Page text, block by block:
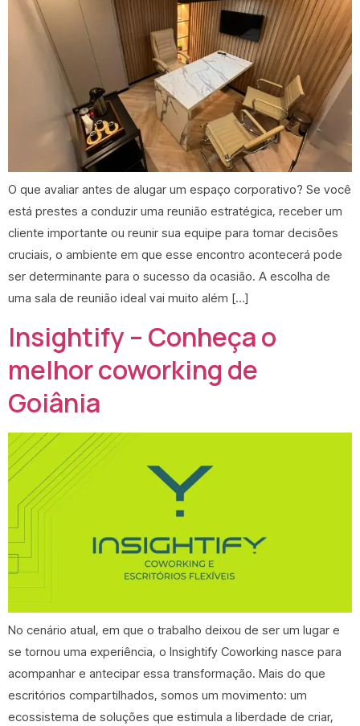
O que avaliar antes de alugar um espaço corporativo? Se você
está prestes a conduzir uma reunião estratégica, receber um
cliente importante ou reunir sua equipe para tomar decisões
cruciais, o ambiente em que esse encontro acontecerá pode
ser determinante para o sucesso da ocasião. A escolha de
uma sala de reunião ideal vai muito além […]
Insightify – Conheça o
melhor coworking de
Goiânia
No cenário atual, em que o trabalho deixou de ser um lugar e
se tornou uma experiência, o Insightify Coworking nasce para
acompanhar e antecipar essa transformação. Mais do que
escritórios compartilhados, somos um movimento: um
ecossistema de soluções que estimula a liberdade de criar,